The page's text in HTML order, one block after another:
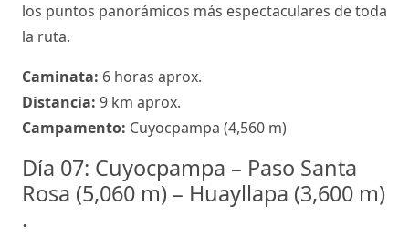
los puntos panorámicos más espectaculares de toda
la ruta.
Caminata: 6 horas aprox.
Distancia: 9 km aprox.
Campamento: Cuyocpampa (4,560 m)
Día 07: Cuyocpampa – Paso Santa
Rosa (5,060 m) – Huayllapa (3,600 m)
.